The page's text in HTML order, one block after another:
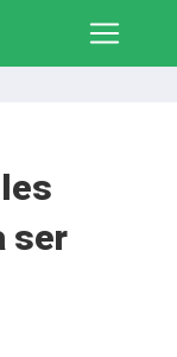
ser